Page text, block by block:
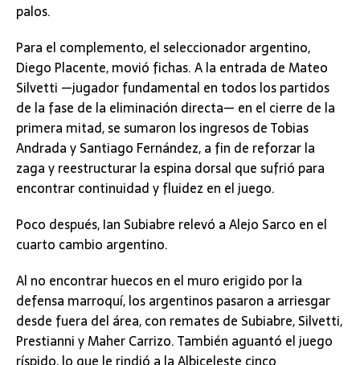
palos.
Para el complemento, el seleccionador argentino,
Diego Placente, movió fichas. A la entrada de Mateo
Silvetti —jugador fundamental en todos los partidos
de la fase de la eliminación directa— en el cierre de la
primera mitad, se sumaron los ingresos de Tobias
Andrada y Santiago Fernández, a fin de reforzar la
zaga y reestructurar la espina dorsal que sufrió para
encontrar continuidad y fluidez en el juego.
Poco después, Ian Subiabre relevó a Alejo Sarco en el
cuarto cambio argentino.
Al no encontrar huecos en el muro erigido por la
defensa marroquí, los argentinos pasaron a arriesgar
desde fuera del área, con remates de Subiabre, Silvetti,
Prestianni y Maher Carrizo. También aguantó el juego